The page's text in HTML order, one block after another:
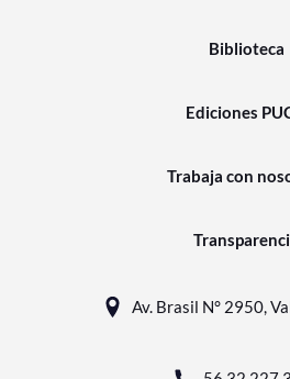
Biblioteca
Ediciones
Trabaja con
Av. Brasil N° 2950,